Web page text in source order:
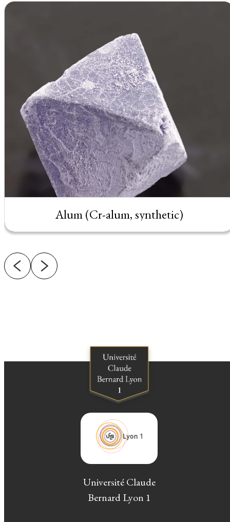
Alum (Cr-alum, synthetic)
Université Claude
Bernard Lyon 1